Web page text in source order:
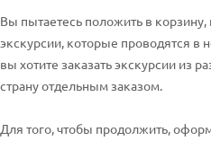
Вы пытаетесь положить в
экскурсии, которые проводятся в
вы хотите заказать экскурсии из
страну отдельным заказом.
Для того, чтобы продолжить,